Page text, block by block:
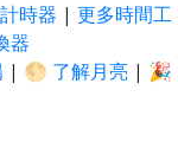
時器 | 更多時間工
器
| 🌕 了解月亮 | 🎉